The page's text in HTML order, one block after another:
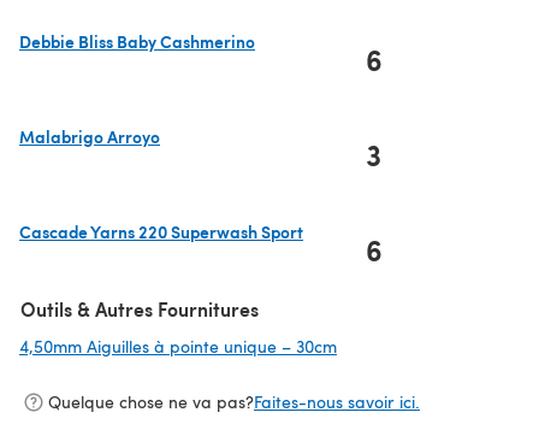
Debbie Bliss Baby Cashmerino
6
Malabrigo Arroyo
3
Cascade Yarns 220 Superwash Sport
6
Outils & Autres Fournitures
4,50mm Aiguilles à pointe unique – 30cm
Quelque chose ne va pas?Faites-nous savoir ici.